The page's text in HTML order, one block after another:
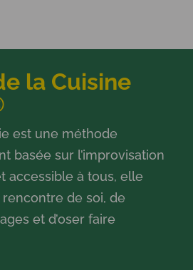
la Cuisine
est une méthode
basée sur l’improvisation
accessible à tous, elle
rencontre de soi, de
et d’oser faire